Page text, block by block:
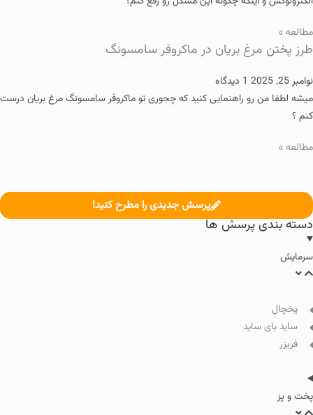
مطالعه »
طرز پختن مرغ بریان در ماکروفر سامسونگ
نوامبر 25, 2025
1 دیدگاه
میشه لطفا من رو راهنمایی کنید که چجوری تو ماکروفر سامسونگ مرغ بریان درست
کنم ؟
مطالعه »
پرسش جدیدی را مطرح کنید!
دسته بندی پرسش ها
سرمایش
یخچال
ساید بای ساید
فریزر
پخت و پز